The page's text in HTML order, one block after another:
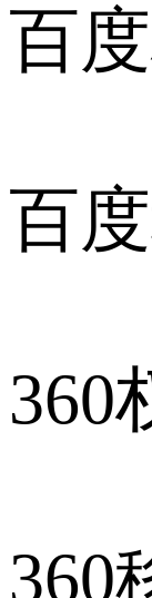
百
百
360
360